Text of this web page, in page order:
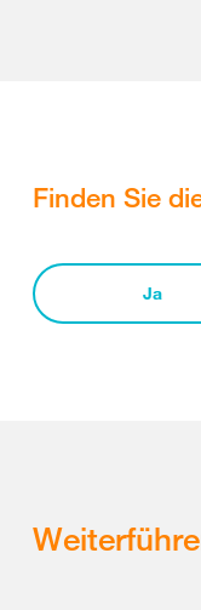
Finden Sie
Ja